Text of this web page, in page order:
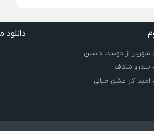
شهریار از دوست داشتن
تندرو شکاف
امید آذر عشق خیالی
دانلود